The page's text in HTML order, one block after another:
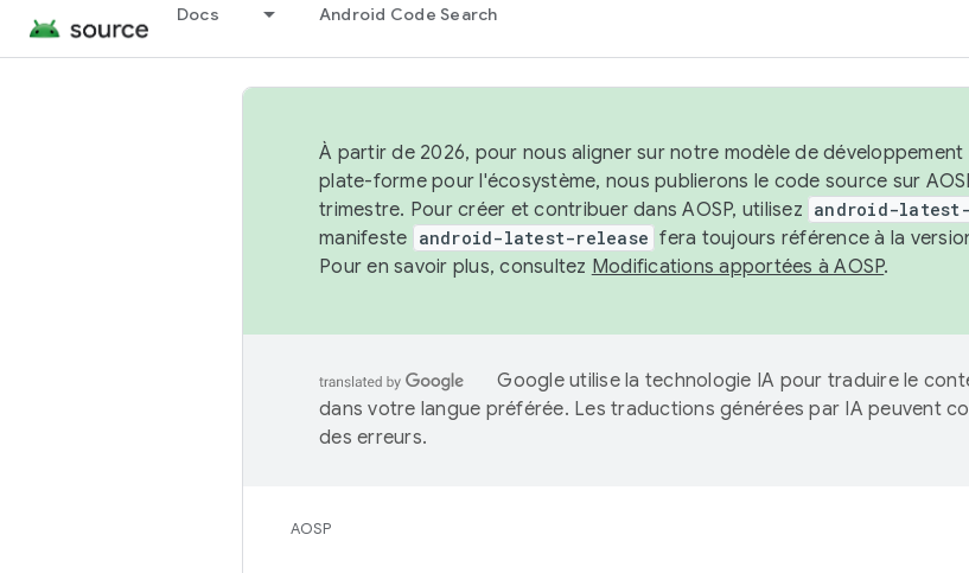
Docs Android Code Search
À partir de 2026, pour nous aligner sur notre modèle de
plate-forme pour l'écosystème, nous publierons le code source sur
trimestre. Pour créer et contribuer dans AOSP, utilisez android-
manifeste android-latest-release fera toujours référence à la
Pour en savoir plus, consultez Modifications apportées à AOSP.
Google utilise la technologie IA pour traduire le
dans votre langue préférée. Les traductions générées par IA peuvent
des erreurs.
AOSP